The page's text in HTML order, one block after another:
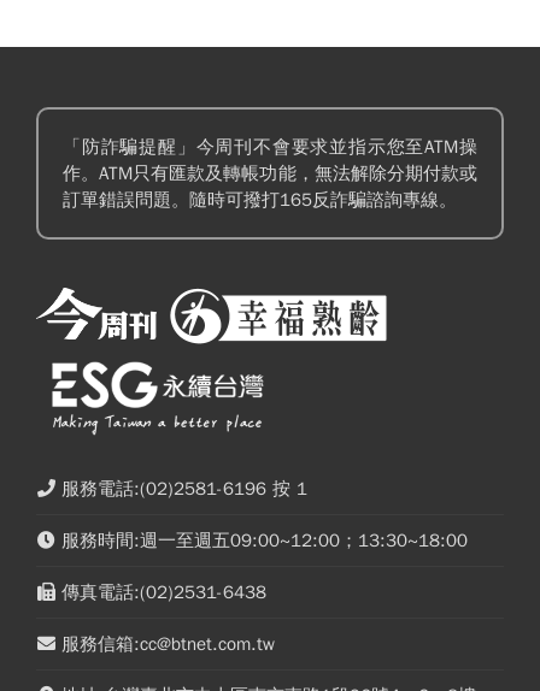
「防詐騙提醒」今周刊不會要求並指示您至ATM操
作。ATM只有匯款及轉帳功能，無法解除分期付款或
訂單錯誤問題。隨時可撥打165反詐騙諮詢專線。
服務電話:(02)2581-6196 按 1
服務時間:週一至週五09:00~12:00；13:30~18:00
傳真電話:(02)2531-6438
服務信箱:cc@btnet.com.tw